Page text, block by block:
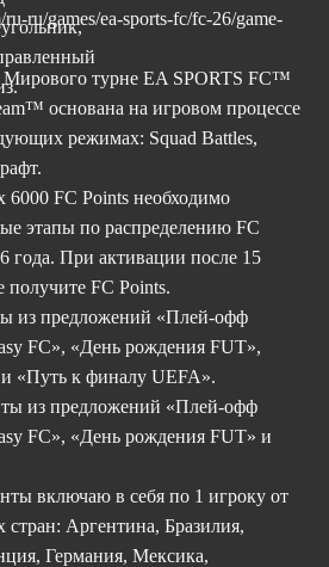
ru-ru/games/ea-sports-fc/fc-26/game-
Мирового турне EA SPORTS FC™
основана на игровом процессе
режимах: Squad Battles,
6000 FC Points необходимо
этапы по распределению FC
года. При активации после 15
получите FC Points.
из предложений «Плей-офф
FC», «День рождения FUT»,
«Путь к финалу UEFA».
из предложений «Плей-офф
FC», «День рождения FUT» и
включаю в себя по 1 игроку от
Аргентина, Бразилия,
Германия, Мексика,